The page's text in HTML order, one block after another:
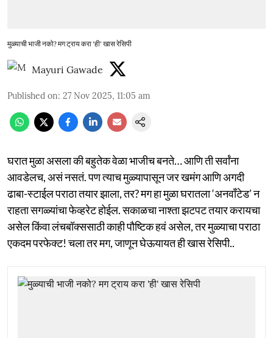
मुळ्याची भाजी नको? मग ट्राय करा 'ही' खास रेसिपी
Mayuri Gawade
Published on: 27 Nov 2025, 11:05 am
घरात मुळा असला की बहुतेक वेळा भाजीच बनते… आणि ती सर्वांना
आवडेलच, असं नसतं. पण त्याच मुळ्यापासून जर खमंग आणि अगदी
ढाबा-स्टाईल पराठा तयार झाला, तर? मग हा मुळा घरातला ‘अनवाँटेड’ न
राहता सगळ्यांचा फेव्हरेट होईल. सकाळचा नाश्ता झटपट तयार करायचा
असेल किंवा लंचबॉक्ससाठी काही पौष्टिक हवं असेल, तर मुळ्याचा पराठा
एकदम परफेक्ट! चला तर मग, जाणून घेऊयायत ही खास रेसिपी..